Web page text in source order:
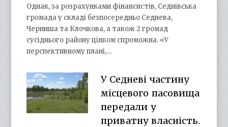
Однак, за розрахунками фінансистів, Седнівська
громада у складі безпосередньо Седнева,
Черниша та Клочкова, а також 2 громад
сусіднього району цілком спроможна. «У
перспективному плані,…
У Седневі частину
місцевого пасовища
передали у
приватну власність.